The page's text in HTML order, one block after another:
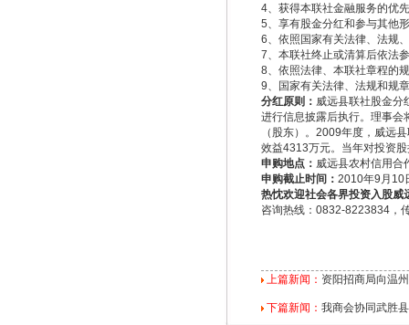
4、获得本联社金融服务的优
5、享有股金分红和参与其他
6、依照国家有关法律、法规
7、本联社终止或清算后依法
8、依照法律、本联社章程的
9、国家有关法律、法规和规
分红原则： 威远县联社股金分
进行信息披露后执行。理事会
（股东）。2009年度，威远
效益4313万元。当年对投资
申购地点： 威远县农村信用合
申购截止时间： 2010年9月10
热忱欢迎社会各界投资入股威
咨询热线：0832-8223834，
上篇新闻： 资阳招商局向温
下篇新闻： 我商会协同武胜